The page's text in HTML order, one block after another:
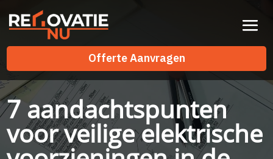
Offerte Aanvragen
Offerte Aanvragen
7 aandachtspunten
voor veilige elektrische